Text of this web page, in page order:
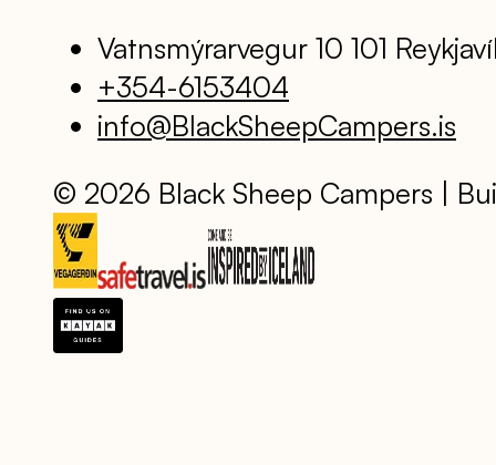
Vatnsmýrarvegur 10 101
+354-6153404
info@BlackSheepCampers.is
© 2026 Black Sheep Campers |